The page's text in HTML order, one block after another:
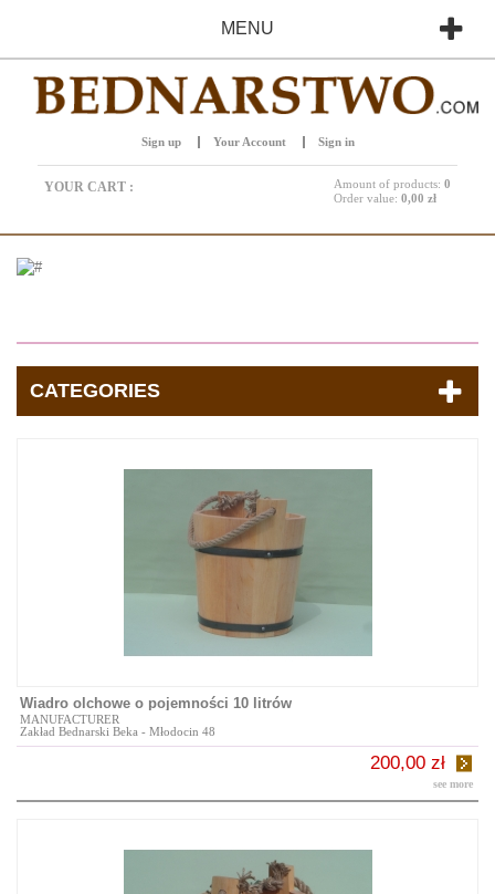
MENU
Sign up Your Account Sign in
YOUR CART : Amount of products: 0
Order value: 0,00 zł
CATEGORIES
Wiadro olchowe o pojemności 10 litrów
MANUFACTURER
Zakład Bednarski Beka - Młodocin 48
200,00 zł
see more